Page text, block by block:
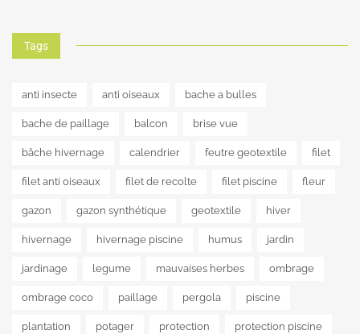
Tags
anti insecte anti oiseaux bache a bulles
bache de paillage balcon brise vue
bâche hivernage calendrier feutre geotextile filet
filet anti oiseaux filet de recolte filet piscine fleur
gazon gazon synthétique geotextile hiver
hivernage hivernage piscine humus jardin
jardinage legume mauvaises herbes ombrage
ombrage coco paillage pergola piscine
plantation potager protection protection piscine